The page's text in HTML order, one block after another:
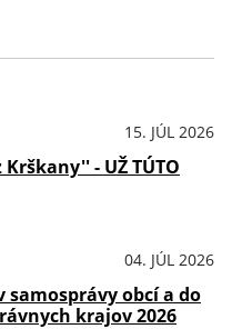
15. JÚL 2026
- UŽ TÚTO
04. JÚL 2026
samosprávy obcí a do
krajov 2026